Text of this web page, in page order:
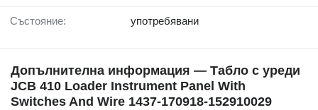
Състояние: употребявани
Допълнителна информация — Табло с уреди
JCB 410 Loader Instrument Panel With
Switches And Wire 1437-170918-152910029